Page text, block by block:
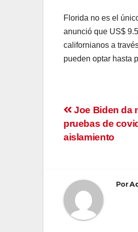
Florida no es el
anunció que US$
californianos a
pueden optar hasta
de
Joe Biden da
pruebas de
aislamiento
Por